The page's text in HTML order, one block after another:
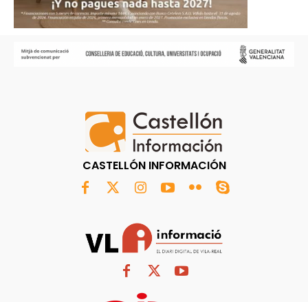
CASTELLÓN INFORMACIÓN